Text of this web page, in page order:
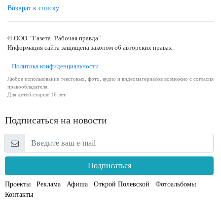
Возврат к списку
© ООО "Газета "Рабочая правда"
Информация сайта защищена законом об авторских правах.
Политика конфиденциальности
Любое использование текстовых, фото, аудио и видеоматериалов возможно с согласия
правообладателя.
Для детей старше 16 лет.
Подписаться на новости
Подписаться
Проекты Реклама Афиша Открой Полевской
Фотоальбомы
Контакты